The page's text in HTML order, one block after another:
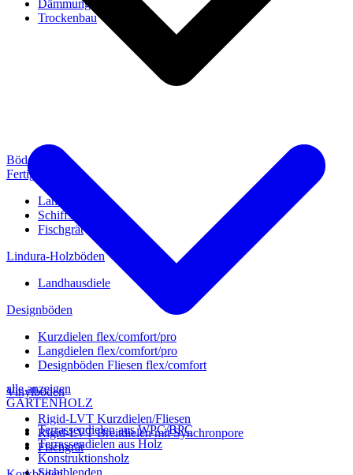
Dämmung
Trockenbau
alle anzeigen
GARTENHOLZ
Terrassendielen aus WPC/BPC
Terrassendielen aus Holz
Konstruktionsholz
Sichtblenden
Böden
Fertigparkett
Landhausdiele
Schiffsboden
Fischgrät
Lindura-Holzböden
Landhausdiele
Designböden
Kurzdielen flex/comfort/pro
Langdielen flex/comfort/pro
Designböden Fliesen flex/comfort
Vinylböden
Rigid-LVT Kurzdielen/Fliesen
Rigid-LVT Breitdielen mit Synchronpore
Fischgrät